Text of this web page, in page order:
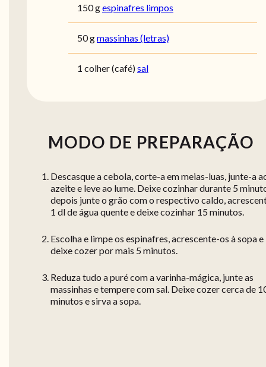
150 gespinafres limpos
50 gmassinhas (letras)
1 colher (café)sal
MODO DE PREPARAÇÃO
Descasque a cebola, corte-a em meias-luas, junte-a
azeite e leve ao lume. Deixe cozinhar durante 5
depois junte o grão com o respectivo caldo,
1 dl de água quente e deixe cozinhar 15 minutos.
Escolha e limpe os espinafres, acrescente-os à sopa e
deixe cozer por mais 5 minutos.
Reduza tudo a puré com a varinha-mágica, junte as
massinhas e tempere com sal. Deixe cozer cerca de
minutos e sirva a sopa.